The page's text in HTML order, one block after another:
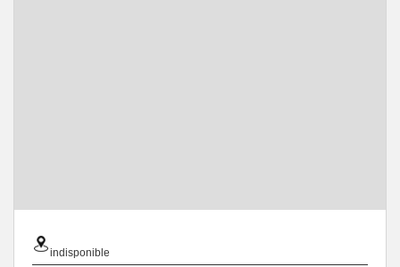
indisponible